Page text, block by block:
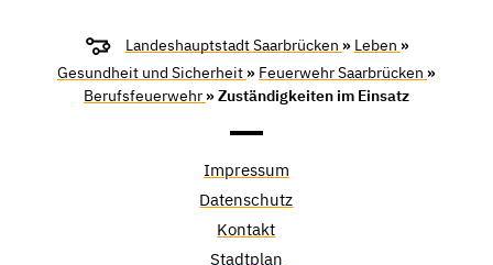
Landeshauptstadt Saarbrücken » Leben »
Gesundheit und Sicherheit » Feuerwehr Saarbrücken »
Berufsfeuerwehr » Zuständigkeiten im Einsatz
Impressum
Datenschutz
Kontakt
Stadtplan